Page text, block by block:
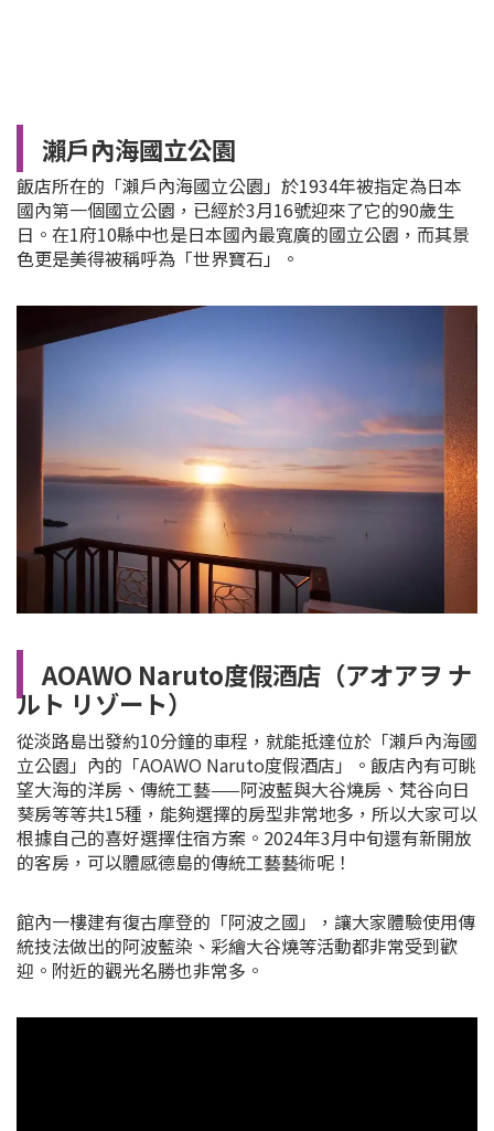
瀨戶內海國立公園
飯店所在的「瀨戶內海國立公園」於1934年被指定為日本
國內第一個國立公園，已經於3月16號迎來了它的90歲生
日。在1府10縣中也是日本國內最寬廣的國立公園，而其景
色更是美得被稱呼為「世界寶石」。
AOAWO Naruto度假酒店（アオアヲ ナ
ルト リゾート）
從淡路島出發約10分鐘的車程，就能抵達位於「瀨戶內海國
立公園」內的「AOAWO Naruto度假酒店」。飯店內有可眺
望大海的洋房、傳統工藝——阿波藍與大谷燒房、梵谷向日
葵房等等共15種，能夠選擇的房型非常地多，所以大家可以
根據自己的喜好選擇住宿方案。2024年3月中旬還有新開放
的客房，可以體感德島的傳統工藝藝術呢！
館內一樓建有復古摩登的「阿波之國」，讓大家體驗使用傳
統技法做出的阿波藍染、彩繪大谷燒等活動都非常受到歡
迎。附近的觀光名勝也非常多。